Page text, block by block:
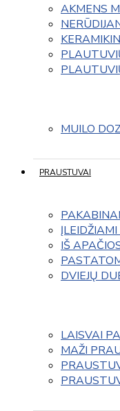
AKMENS
MUILO
PRAUSTUVAI
IŠ
DVIEJŲ
LAISVAI
MAŽI